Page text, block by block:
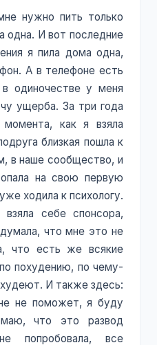
нужно пить только
одна. И вот последние
я пила дома одна,
А в телефоне есть
одиночестве у меня
ущерба. За три года
как я взяла
близкая пошла к
в наше сообщество, и
на свою первую
ходила к психологу.
себе спонсора,
что мне это не
что есть же всякие
похудению, по чему-
И также здесь:
не поможет, я буду
что это развод
попробовала, все